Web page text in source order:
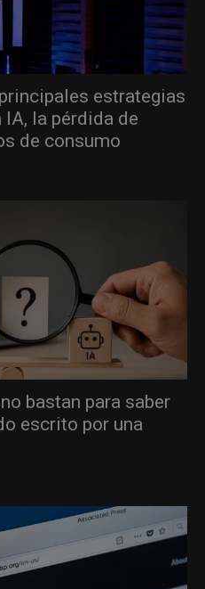
estrategias
la pérdida de
de consumo
bastan para saber
escrito por una